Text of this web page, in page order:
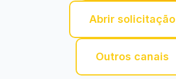
Abrir solicitação
Outros canais